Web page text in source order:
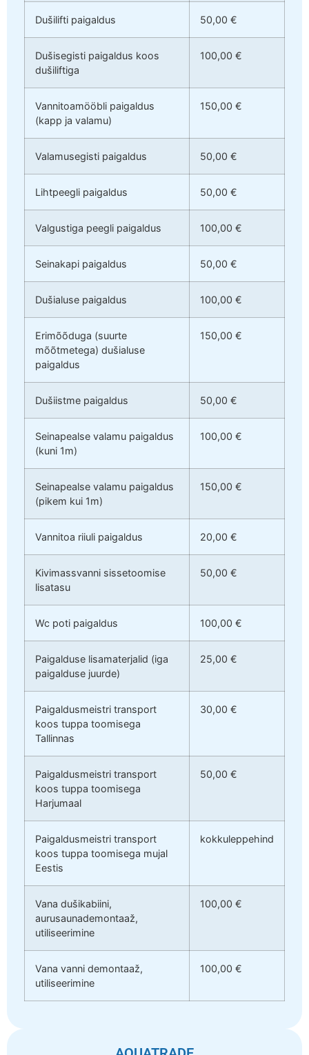
Dušilifti paigaldus 50,00 €
Dušisegisti paigaldus koos
dušiliftiga
100,00 €
Vannitoamööbli paigaldus
(kapp ja valamu)
150,00 €
Valamusegisti paigaldus 50,00 €
Lihtpeegli paigaldus 50,00 €
Valgustiga peegli paigaldus 100,00 €
Seinakapi paigaldus 50,00 €
Dušialuse paigaldus 100,00 €
Erimõõduga (suurte
mõõtmetega) dušialuse
paigaldus
150,00 €
Dušiistme paigaldus 50,00 €
Seinapealse valamu paigaldus
(kuni 1m)
100,00 €
Seinapealse valamu paigaldus
(pikem kui 1m)
150,00 €
Vannitoa riiuli paigaldus 20,00 €
Kivimassvanni sissetoomise
lisatasu
50,00 €
Wc poti paigaldus 100,00 €
Paigalduse lisamaterjalid (iga
paigalduse juurde)
25,00 €
Paigaldusmeistri transport
koos tuppa toomisega
Tallinnas
30,00 €
Paigaldusmeistri transport
koos tuppa toomisega
Harjumaal
50,00 €
Paigaldusmeistri transport
koos tuppa toomisega mujal
Eestis
kokkuleppehind
Vana dušikabiini,
aurusaunademontaaž,
utiliseerimine
100,00 €
Vana vanni demontaaž,
utiliseerimine
100,00 €